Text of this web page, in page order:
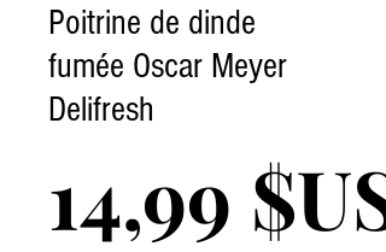
Poitrine de dinde
fumée Oscar Meyer
Delifresh
14,99 $US